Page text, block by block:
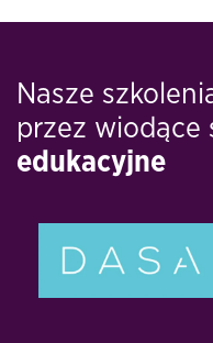
Nasze
przez wiodące
edukacyjne